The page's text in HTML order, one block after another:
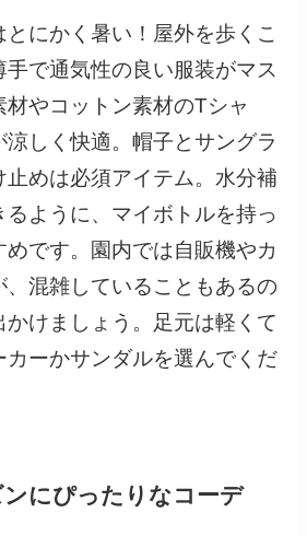
にかく暑い！屋外を歩くこ
手で通気性の良い服装がマス
材やコットン素材のTシャ
しく快適。帽子とサングラ
止めは必須アイテム。水分補
ように、マイボトルを持っ
です。園内では自販機やカ
、混雑していることもあるの
けましょう。足元は軽くて
カーかサンダルを選んでくだ
にぴったりなコーデ